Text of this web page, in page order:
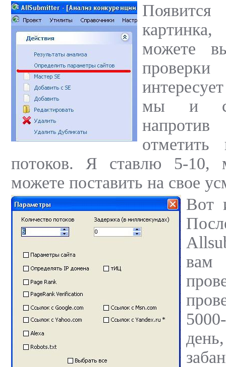
можете
мы и
потоков. Я ставлю 5-10,
можете поставить на свое
Вот